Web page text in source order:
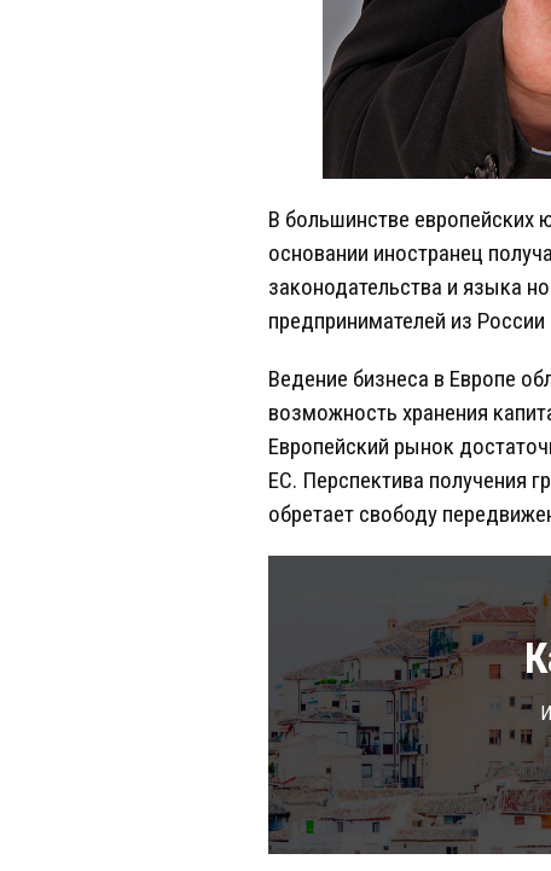
В большинстве европейских
основании иностранец
законодательства и языка
предпринимателей из
Ведение бизнеса в Европе
возможность хранения
Европейский рынок
ЕС. Перспектива получения
обретает свободу